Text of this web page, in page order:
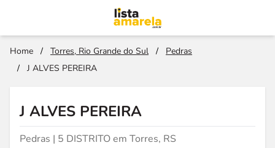
Home / Torres, Rio Grande do Sul /
Pedras
/
J ALVES PEREIRA
J ALVES PEREIRA
Pedras | 5 DISTRITO em Torres, RS